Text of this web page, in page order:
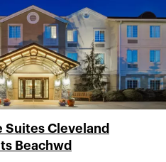
Suites Cleveland
Beachwd